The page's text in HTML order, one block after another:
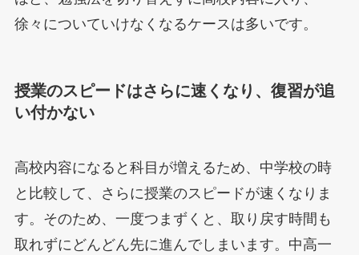
徐々についていけなくなるケースは多いです。
授業のスピードはさらに速くなり、復習が追
い付かない
高校内容になると科目が増えるため、中学校の時
と比較して、さらに授業のスピードが速くなりま
す。そのため、一度つまずくと、取り戻す時間も
取れずにどんどん先に進んでしまいます。中高一